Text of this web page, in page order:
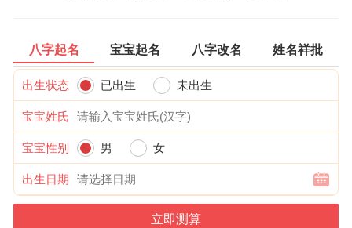
八字起名 宝宝起名 八字改名 姓名祥批
出生状态 已出生 未出生
宝宝姓氏
宝宝性别 男 女
出生日期